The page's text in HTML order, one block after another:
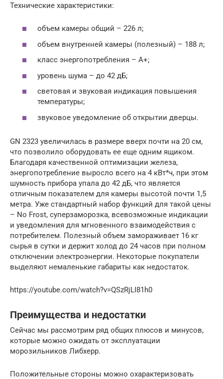
Технические характеристики:
объем камеры общий – 226 л;
объем внутренней камеры (полезный) – 188 л;
класс энергопотребления – A+;
уровень шума – до 42 дБ;
световая и звуковая индикация повышения
температуры;
звуковое уведомление об открытии дверцы.
GN 2323 увеличилась в размере вверх почти на 20 см,
что позволило оборудовать ее еще одним ящиком.
Благодаря качественной оптимизации железа,
энергопотребление выросло всего на 4 кВт*ч, при этом
шумность прибора упала до 42 дБ, что является
отличным показателем для камеры высотой почти 1,5
метра. Уже стандартный набор функций для такой цены
– No Frost, суперзаморозка, всевозможные индикации
и уведомления для мгновенного взаимодействия с
потребителем. Полезный объем замораживает 16 кг
сырья в сутки и держит холод до 24 часов при полном
отключении электроэнергии. Некоторые покупатели
выделяют немаленькие габариты как недостаток.
https://youtube.com/watch?v=QSzRjLI81h0
Преимущества и недостатки
Сейчас мы рассмотрим ряд общих плюсов и минусов,
которые можно ожидать от эксплуатации
морозильников Либхерр.
Положительные стороны можно охарактеризовать